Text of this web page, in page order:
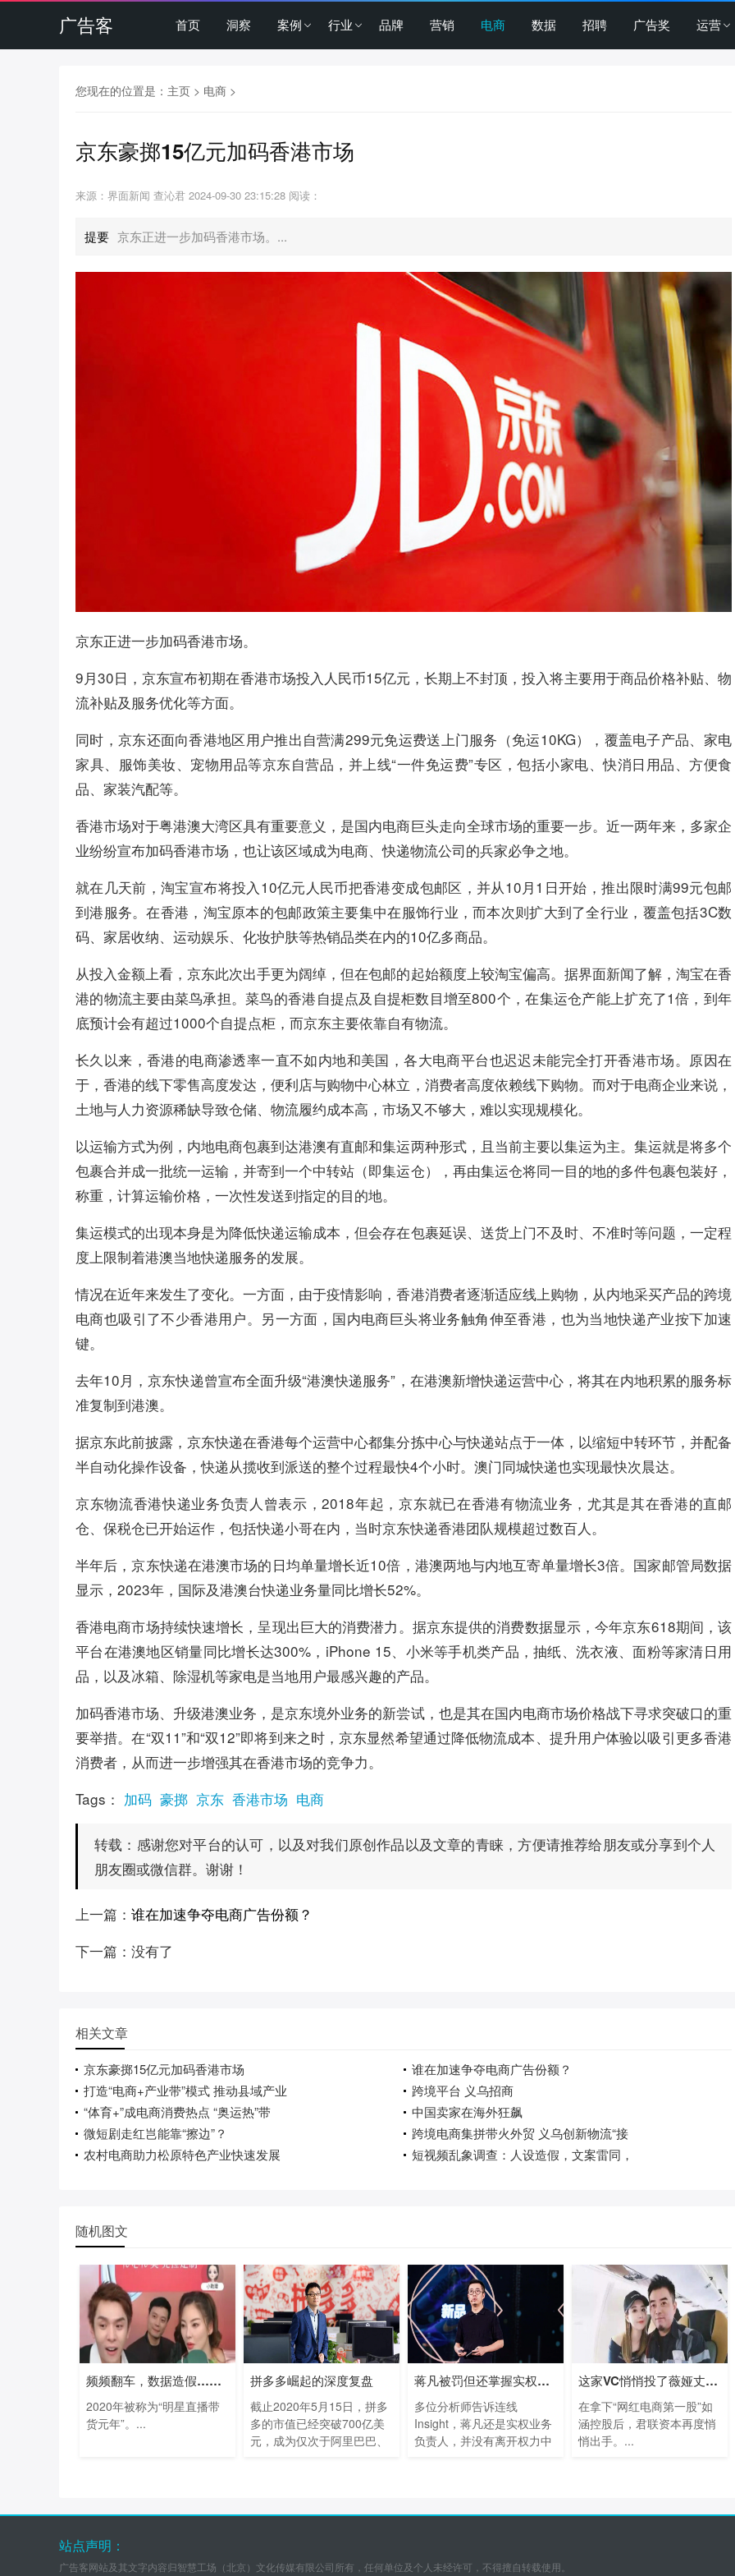
广告客 首页 洞察 案例 行业 品牌 营销 电商 数据 招聘 广告奖 运营
您现在的位置是： 主页 > 电商 >
京东豪掷15亿元加码香港市场
来源：界面新闻 查沁君 2024-09-30 23:15:28 阅读：
提要 京东正进一步加码香港市场。...
京东正进一步加码香港市场。
9月30日，京东宣布初期在香港市场投入人民币15亿元，长期上不封顶，投入将主要用于商品价格补贴、物
流补贴及服务优化等方面。
同时，京东还面向香港地区用户推出自营满299元免运费送上门服务（免运10KG），覆盖电子产品、家电
家具、服饰美妆、宠物用品等京东自营品，并上线“一件免运费”专区，包括小家电、快消日用品、方便食
品、家装汽配等。
香港市场对于粤港澳大湾区具有重要意义，是国内电商巨头走向全球市场的重要一步。近一两年来，多家企
业纷纷宣布加码香港市场，也让该区域成为电商、快递物流公司的兵家必争之地。
就在几天前，淘宝宣布将投入10亿元人民币把香港变成包邮区，并从10月1日开始，推出限时满99元包邮
到港服务。在香港，淘宝原本的包邮政策主要集中在服饰行业，而本次则扩大到了全行业，覆盖包括3C数
码、家居收纳、运动娱乐、化妆护肤等热销品类在内的10亿多商品。
从投入金额上看，京东此次出手更为阔绰，但在包邮的起始额度上较淘宝偏高。据界面新闻了解，淘宝在香
港的物流主要由菜鸟承担。菜鸟的香港自提点及自提柜数目增至800个，在集运仓产能上扩充了1倍，到年
底预计会有超过1000个自提点柜，而京东主要依靠自有物流。
长久以来，香港的电商渗透率一直不如内地和美国，各大电商平台也迟迟未能完全打开香港市场。原因在
于，香港的线下零售高度发达，便利店与购物中心林立，消费者高度依赖线下购物。而对于电商企业来说，
土地与人力资源稀缺导致仓储、物流履约成本高，市场又不够大，难以实现规模化。
以运输方式为例，内地电商包裹到达港澳有直邮和集运两种形式，且当前主要以集运为主。集运就是将多个
包裹合并成一批统一运输，并寄到一个中转站（即集运仓），再由集运仓将同一目的地的多件包裹包装好，
称重，计算运输价格，一次性发送到指定的目的地。
集运模式的出现本身是为降低快递运输成本，但会存在包裹延误、送货上门不及时、不准时等问题，一定程
度上限制着港澳当地快递服务的发展。
情况在近年来发生了变化。一方面，由于疫情影响，香港消费者逐渐适应线上购物，从内地采买产品的跨境
电商也吸引了不少香港用户。另一方面，国内电商巨头将业务触角伸至香港，也为当地快递产业按下加速
键。
去年10月，京东快递曾宣布全面升级“港澳快递服务”，在港澳新增快递运营中心，将其在内地积累的服务标
准复制到港澳。
据京东此前披露，京东快递在香港每个运营中心都集分拣中心与快递站点于一体，以缩短中转环节，并配备
半自动化操作设备，快递从揽收到派送的整个过程最快4个小时。澳门同城快递也实现最快次晨达。
京东物流香港快递业务负责人曾表示，2018年起，京东就已在香港有物流业务，尤其是其在香港的直邮
仓、保税仓已开始运作，包括快递小哥在内，当时京东快递香港团队规模超过数百人。
半年后，京东快递在港澳市场的日均单量增长近10倍，港澳两地与内地互寄单量增长3倍。国家邮管局数据
显示，2023年，国际及港澳台快递业务量同比增长52%。
香港电商市场持续快速增长，呈现出巨大的消费潜力。据京东提供的消费数据显示，今年京东618期间，该
平台在港澳地区销量同比增长达300%，iPhone 15、小米等手机类产品，抽纸、洗衣液、面粉等家清日用
品，以及冰箱、除湿机等家电是当地用户最感兴趣的产品。
加码香港市场、升级港澳业务，是京东境外业务的新尝试，也是其在国内电商市场价格战下寻求突破口的重
要举措。在“双11”和“双12”即将到来之时，京东显然希望通过降低物流成本、提升用户体验以吸引更多香港
消费者，从而进一步增强其在香港市场的竞争力。
Tags： 加码 豪掷 京东 香港市场 电商
转载： 感谢您对平台的认可，以及对我们原创作品以及文章的青睐，方便请推荐给朋友或分享到个人
朋友圈或微信群。谢谢！
上一篇： 谁在加速争夺电商广告份额？
下一篇：没有了
相关文章
京东豪掷15亿元加码香港市场
谁在加速争夺电商广告份额？
打造“电商+产业带”模式 推动县域产业
跨境平台 义乌招商
“体育+”成电商消费热点 “奥运热”带
中国卖家在海外狂飙
微短剧走红岂能靠“擦边”？
跨境电商集拼带火外贸 义乌创新物流“接
农村电商助力松原特色产业快速发展
短视频乱象调查：人设造假，文案雷同，
随机图文
频频翻车，数据造假…明星直播带货去年
2020年被称为“明星直播带
货元年”。...
拼多多崛起的深度复盘
截止2020年5月15日，拼多
多的市值已经突破700亿美
元，成为仅次于阿里巴巴、
蒋凡被罚但还掌握实权，阿里暂时还离不
多位分析师告诉连线
Insight，蒋凡还是实权业务
负责人，并没有离开权力中
这家VC悄悄投了薇娅丈夫的公司
在拿下“网红电商第一股”如
涵控股后，君联资本再度悄
悄出手。...
站点声明：
广告客网站及其文字内容归智慧工场（北京）文化传媒有限公司所有，任何单位及个人未经许可，不得擅自转载使用。